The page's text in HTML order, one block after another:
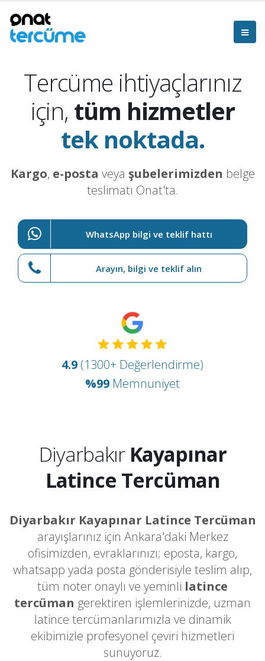
Tercüme ihtiyaçlarınız
için, tüm hizmetler
tek noktada.
Kargo, e-posta veya şubelerimizden belge
teslimatı Onat'ta.
WhatsApp bilgi ve teklif hattı
Arayın, bilgi ve teklif alın
4.9 (1300+ Değerlendirme)
%99 Memnuniyet
Diyarbakır Kayapınar
Latince Tercüman
Diyarbakır Kayapınar Latince Tercüman
arayışlarınız için Ankara'daki Merkez
ofisimizden, evraklarınızı; eposta, kargo,
whatsapp yada posta gönderisiyle teslim alıp,
tüm noter onaylı ve yeminli latince
tercüman gerektiren işlemlerinizde, uzman
latince tercümanlarımızla ve dinamik
ekibimizle profesyonel çeviri hizmetleri
sunuyoruz.